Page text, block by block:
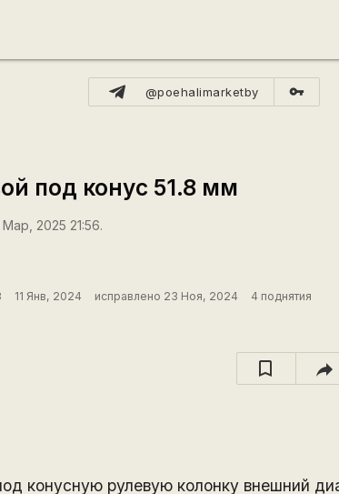
@poehalimarketby vpn_key
под конус 51.8 мм
2025 21:56.
11 Янв, 2024 исправлено 23 Ноя, 2024 4 поднятия
конусную рулевую колонку внешний